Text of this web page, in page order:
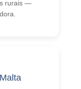
rurais —